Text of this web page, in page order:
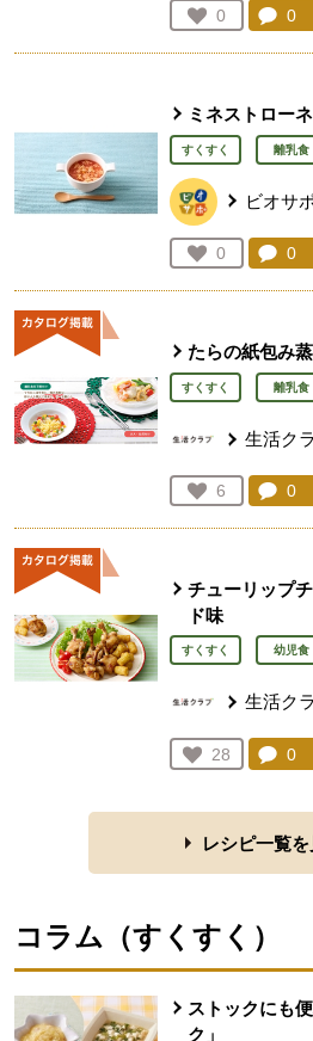
お気に入り登
0
人が登録
コ
0
ミネストローネ
すくすく 離乳食
ビオサ
お気に入り登
0
人が登録
コ
0
たらの紙包み
すくすく 離乳食
生活ク
お気に入り登
6
人が登録
コ
0
チューリップ
ド味
すくすく 幼児食
生活ク
お気に入り登
28
人が登録
コ
0
レシピ一覧を
コラム（すくすく ）
ストックにも
ク」